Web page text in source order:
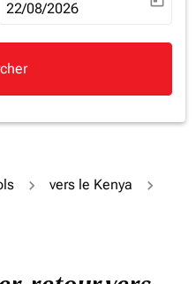
aria-label
fc-booking-return-date-aria-
22/08/2026
vers le Kenya